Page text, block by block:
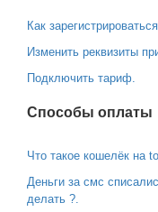
Как
Изменить реквизиты
Подключить тариф.
Способы оплаты
Что такое кошелёк на
Деньги за смс
делать ?.